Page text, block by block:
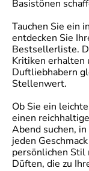
Basistönen
Tauchen Sie ein
entdecken Sie
Bestsellerliste.
Kritiken erhalten
Duftliebhabern
Stellenwert.
Ob Sie ein
einen
Abend suchen,
jeden
persönlichen Stil
Düften, die zu